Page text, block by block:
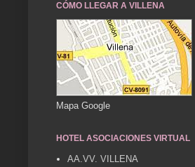
CÓMO LLEGAR A VILLENA
Mapa Google
HOTEL ASOCIACIONES VIRTUAL
AA.VV. VILLENA